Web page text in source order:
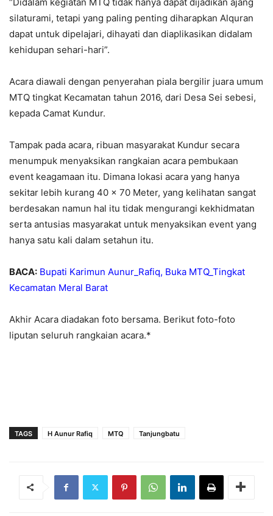
silaturami, tetapi yang paling penting diharapkan Alquran
dapat untuk dipelajari, dihayati dan diaplikasikan didalam
kehidupan sehari-hari”.
Acara diawali dengan penyerahan piala bergilir juara umum
MTQ tingkat Kecamatan tahun 2016, dari Desa Sei sebesi,
kepada Camat Kundur.
Tampak pada acara, ribuan masyarakat Kundur secara
menumpuk menyaksikan rangkaian acara pembukaan
event keagamaan itu. Dimana lokasi acara yang hanya
sekitar lebih kurang 40 x 70 Meter, yang kelihatan sangat
berdesakan namun hal itu tidak mengurangi kekhidmatan
serta antusias masyarakat untuk menyaksikan event yang
hanya satu kali dalam setahun itu.
BACA: Bupati Karimun Aunur_Rafiq, Buka MTQ_Tingkat
Kecamatan Meral Barat
Akhir Acara diadakan foto bersama. Berikut foto-foto
liputan seluruh rangkaian acara.*
TAGS H Aunur Rafiq MTQ Tanjungbatu